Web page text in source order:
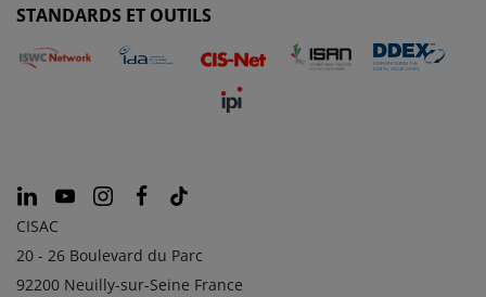
STANDARDS ET OUTILS
CISAC
20 - 26 Boulevard du Parc
92200 Neuilly-sur-Seine France